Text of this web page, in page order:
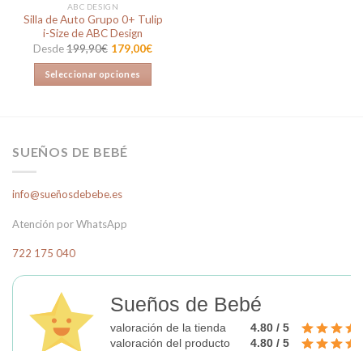
ABC DESIGN
Silla de Auto Grupo 0+ Tulip
i-Size de ABC Design
Desde199,90€ 179,00€
Seleccionar opciones
múltiples
variantes.
opciones
pueden
la
página
de
producto
SUEÑOS DE BEBÉ
info@sueñosdebebe.es
Atención por WhatsApp
722 175 040
Sueños de Bebé
valoración de la tienda
4.80 / 5
valoración del producto
4.80 / 5